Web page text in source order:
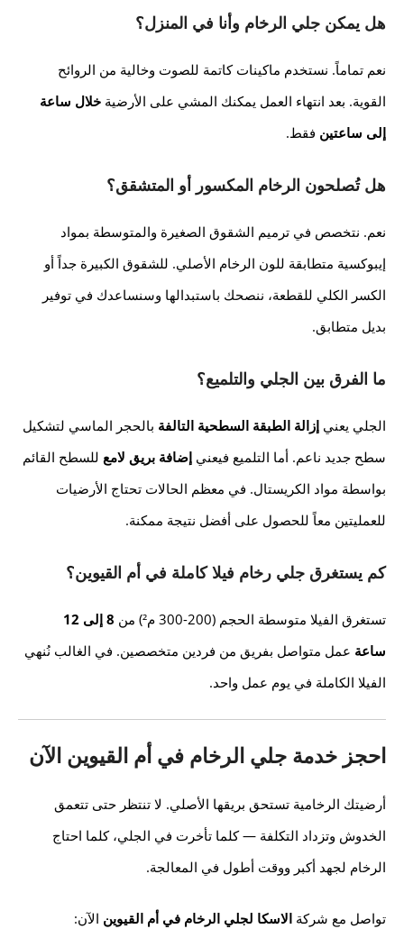
هل يمكن جلي الرخام وأنا في المنزل؟
نعم تماماً. نستخدم ماكينات كاتمة للصوت وخالية من الروائح
القوية. بعد انتهاء العمل يمكنك المشي على الأرضية خلال ساعة
إلى ساعتين فقط.
هل تُصلحون الرخام المكسور أو المتشقق؟
نعم. نتخصص في ترميم الشقوق الصغيرة والمتوسطة بمواد
إيبوكسية متطابقة للون الرخام الأصلي. للشقوق الكبيرة جداً أو
الكسر الكلي للقطعة، ننصحك باستبدالها وسنساعدك في توفير
بديل متطابق.
ما الفرق بين الجلي والتلميع؟
الجلي يعني إزالة الطبقة السطحية التالفة بالحجر الماسي لتشكيل
سطح جديد ناعم. أما التلميع فيعني إضافة بريق لامع للسطح القائم
بواسطة مواد الكريستال. في معظم الحالات تحتاج الأرضيات
للعمليتين معاً للحصول على أفضل نتيجة ممكنة.
كم يستغرق جلي رخام فيلا كاملة في أم القيوين؟
تستغرق الفيلا متوسطة الحجم (200-300 م²) من
8 إلى 12
ساعة عمل متواصل بفريق من فردين متخصصين. في الغالب نُنهي
الفيلا الكاملة في يوم عمل واحد.
احجز خدمة جلي الرخام في أم القيوين الآن
أرضيتك الرخامية تستحق بريقها الأصلي. لا تنتظر حتى تتعمق
الخدوش وتزداد التكلفة — كلما تأخرت في الجلي، كلما احتاج
الرخام لجهد أكبر ووقت أطول في المعالجة.
تواصل مع شركة الاسكا لجلي الرخام في أم القيوين الآن: